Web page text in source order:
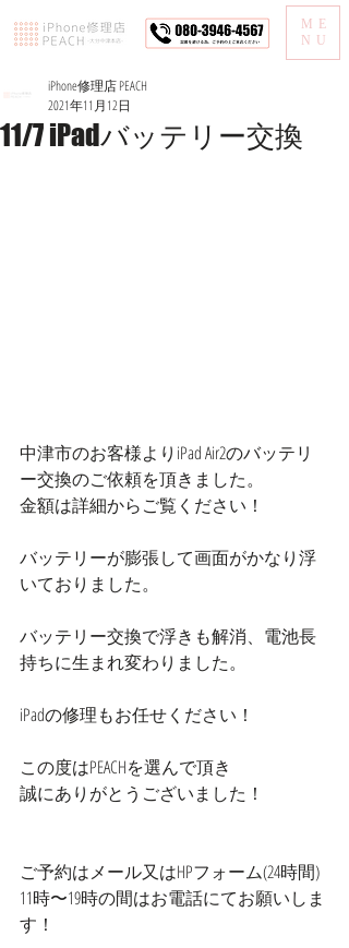
ME
NU
11/7 iPadバッテリー交換
iPhone修理店 PEACH
2021年11月12日
中津市のお客様よりiPad Air2のバッテリ
ー交換のご依頼を頂きました。
金額は詳細からご覧ください！
バッテリーが膨張して画面がかなり浮
いておりました。
バッテリー交換で浮きも解消、電池長
持ちに生まれ変わりました。
iPadの修理もお任せください！
この度はPEACHを選んで頂き
誠にありがとうございました！
ご予約はメール又はHPフォーム(24時間)
11時〜19時の間はお電話にてお願いしま
す！